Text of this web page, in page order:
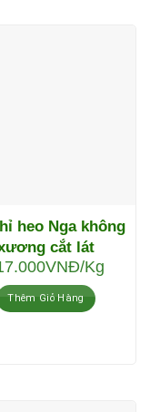
heo Nga không
cắt lát
VNĐ/Kg
Thêm Giỏ Hàng